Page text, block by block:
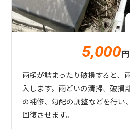
5,000
雨樋が詰まったり破損すると、
入します。雨どいの清掃、破損
の補修、勾配の調整などを行い
回復させます。